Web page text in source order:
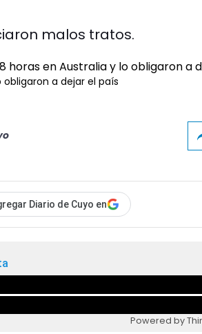
malos tratos.
a dejar el país
Diario de Cuyo en
Powered by